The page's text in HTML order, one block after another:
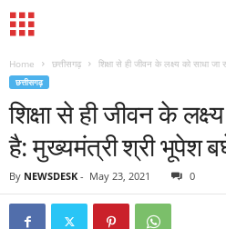
Home छत्तीसगढ़ शिक्षा से ही जीवन के लक्ष्य को साधा
छत्तीसगढ़
शिक्षा से ही जीवन के
है: मुख्यमंत्री श्री भूपेश
By NEWSDESK - May 23, 2021 0